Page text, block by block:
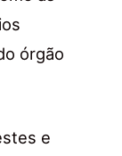
órgão
e